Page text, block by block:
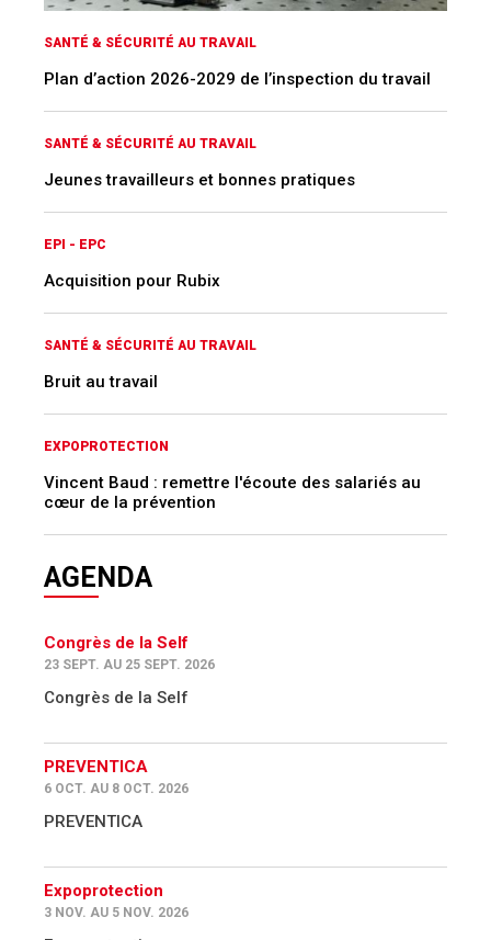
SANTÉ & SÉCURITÉ AU TRAVAIL
Plan d’action 2026-2029 de l’inspection du travail
SANTÉ & SÉCURITÉ AU TRAVAIL
Jeunes travailleurs et bonnes pratiques
EPI - EPC
Acquisition pour Rubix
SANTÉ & SÉCURITÉ AU TRAVAIL
Bruit au travail
EXPOPROTECTION
Vincent Baud : remettre l'écoute des salariés au
cœur de la prévention
AGENDA
Congrès de la Self
23 SEPT. AU 25 SEPT. 2026
Congrès de la Self
PREVENTICA
6 OCT. AU 8 OCT. 2026
PREVENTICA
Expoprotection
3 NOV. AU 5 NOV. 2026